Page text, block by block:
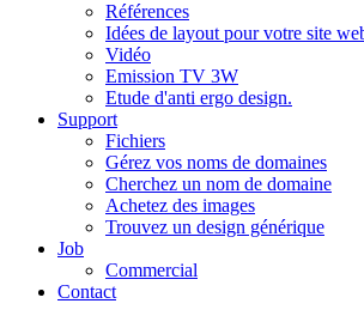
Références
Idées de layout pour votre site
Vidéo
Emission TV 3W
Etude d'anti ergo design.
Support
Fichiers
Gérez vos noms de domaines
Cherchez un nom de domaine
Achetez des images
Trouvez un design générique
Job
Commercial
Contact